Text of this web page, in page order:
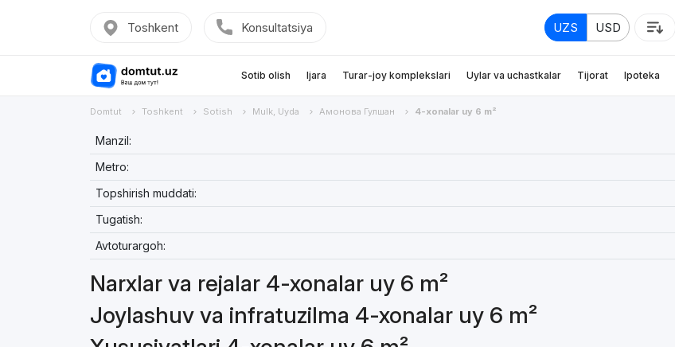
Toshkent Konsultatsiya UZS USD
Sotib olish Ijara Turar-joy komplekslari Uylar va uchastkalar Tijorat Ipoteka
Domtut Toshkent Sotish Mulk, Uyda Амонова Гулшан 4-xonalar uy 6 m²
Manzil:
Metro:
Topshirish muddati:
Tugatish:
Avtoturargoh:
Narxlar va rejalar 4-xonalar uy 6 m²
Joylashuv va infratuzilma 4-xonalar uy 6 m²